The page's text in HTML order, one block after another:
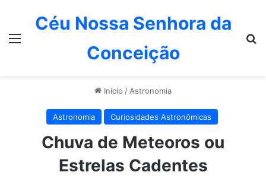
Céu Nossa Senhora da
Conceição
Início / Astronomia
Astronomia Curiosidades Astronômicas
Chuva de Meteoros ou
Estrelas Cadentes